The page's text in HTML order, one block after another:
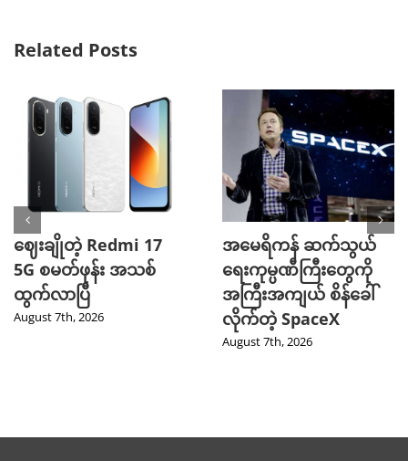
Related Posts
ဈေးချိုတဲ့ Redmi 17
5G စမတ်ဖုန်း အသစ်
ထွက်လာပြီ
August 7th, 2026
အမေရိကန် ဆက်သွယ်
ရေးကုမ္ပဏီကြီးတွေကို
အကြီးအကျယ် စိန်ခေါ်
လိုက်တဲ့ SpaceX
August 7th, 2026